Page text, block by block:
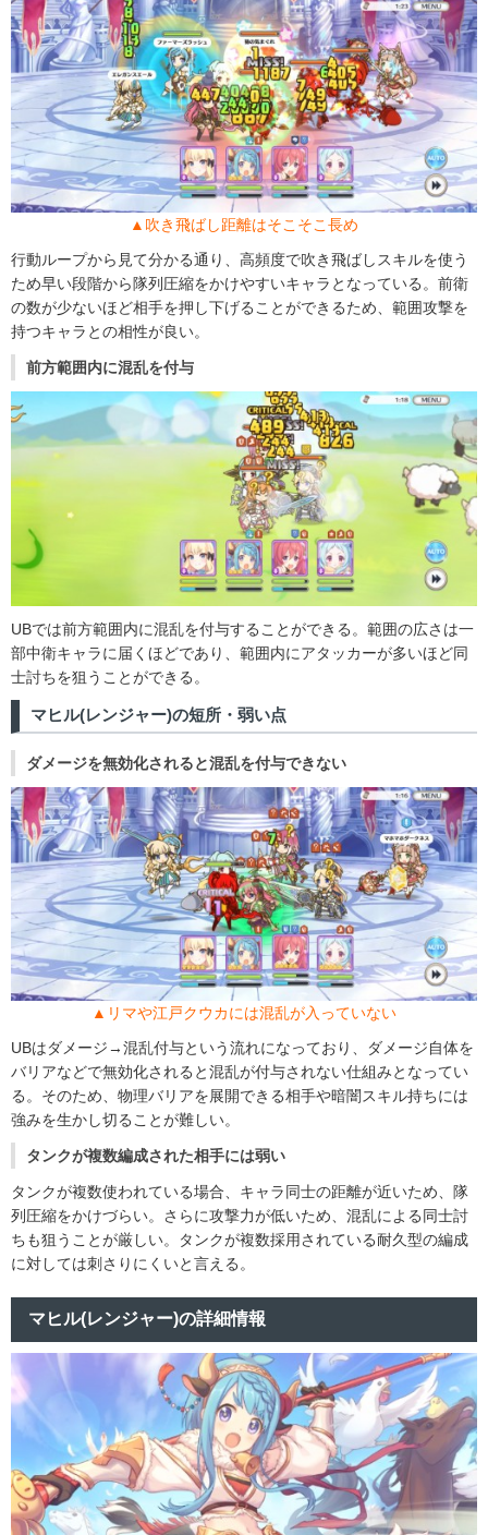
▲吹き飛ばし距離はそこそこ長め
行動ループから見て分かる通り、高頻度で吹き飛ばしスキルを使う
ため早い段階から隊列圧縮をかけやすいキャラとなっている。前衛
の数が少ないほど相手を押し下げることができるため、範囲攻撃を
持つキャラとの相性が良い。
前方範囲内に混乱を付与
UBでは前方範囲内に混乱を付与することができる。範囲の広さは一
部中衛キャラに届くほどであり、範囲内にアタッカーが多いほど同
士討ちを狙うことができる。
マヒル(レンジャー)の短所・弱い点
ダメージを無効化されると混乱を付与できない
▲リマや江戸クウカには混乱が入っていない
UBはダメージ→混乱付与という流れになっており、ダメージ自体を
バリアなどで無効化されると混乱が付与されない仕組みとなってい
る。そのため、物理バリアを展開できる相手や暗闇スキル持ちには
強みを生かし切ることが難しい。
タンクが複数編成された相手には弱い
タンクが複数使われている場合、キャラ同士の距離が近いため、隊
列圧縮をかけづらい。さらに攻撃力が低いため、混乱による同士討
ちも狙うことが厳しい。タンクが複数採用されている耐久型の編成
に対しては刺さりにくいと言える。
マヒル(レンジャー)の詳細情報